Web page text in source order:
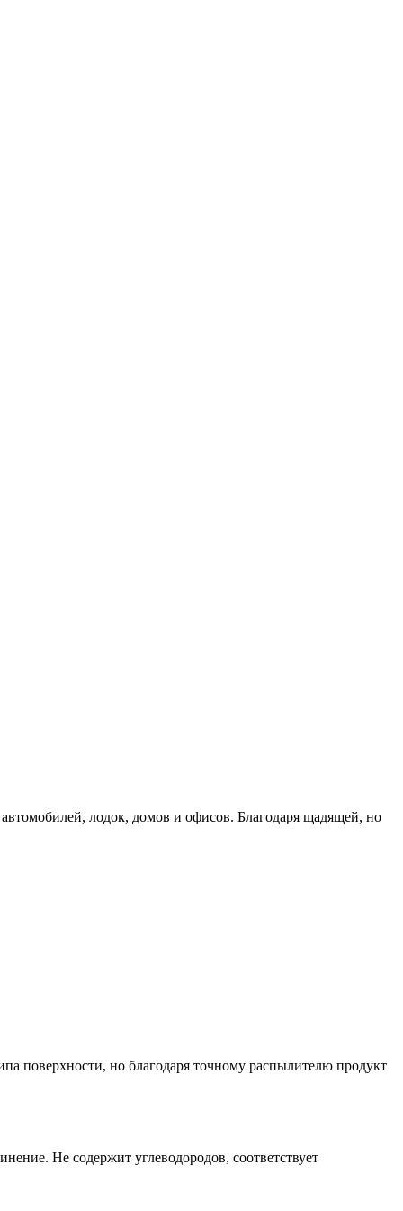
лодок, домов и офисов. Благодаря щадящей, но
поверхности, но благодаря точному распылителю продукт
Не содержит углеводородов, соответствует